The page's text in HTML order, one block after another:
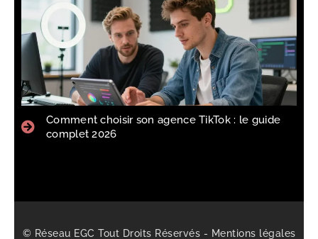
Comment choisir son agence TikTok : le guide
complet 2026
© Réseau EGC Tout Droits Réservés - Mentions légales